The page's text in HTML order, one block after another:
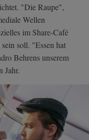
"Die Raupe",
Wellen
im Share-Café
soll. "Essen hat
Behrens unserem
Jahr.